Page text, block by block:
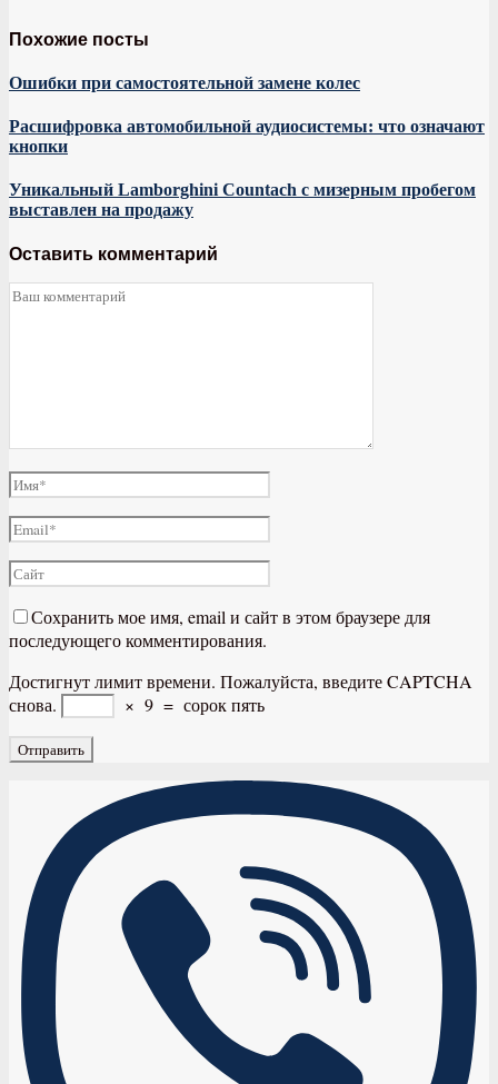
Похожие посты
Ошибки при самостоятельной замене колес
Расшифровка автомобильной аудиосистемы: что означают
кнопки
Уникальный Lamborghini Countach с мизерным пробегом
выставлен на продажу
Оставить комментарий
Сохранить мое имя, email и сайт в этом браузере для
последующего комментирования.
Достигнут лимит времени. Пожалуйста, введите CAPTCHA
снова.
× 9 = сорок пять